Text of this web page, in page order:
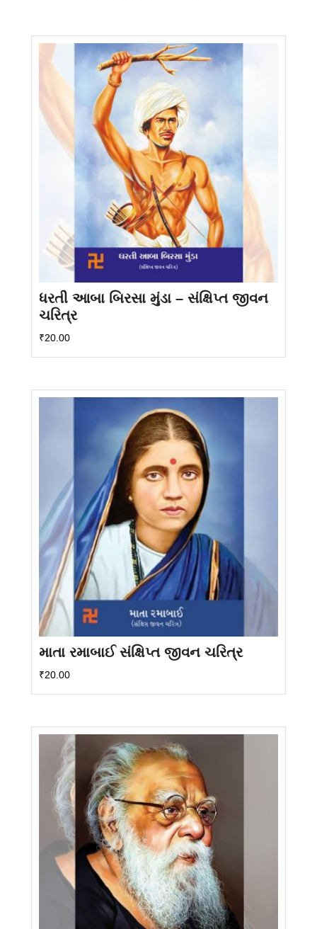
ધરતી આબા બિરસા મુંડા – સંક્ષિપ્ત જીવન
ચરિત્ર
₹20.00
માતા રમાબાઈ સંક્ષિપ્ત જીવન ચરિત્ર
₹20.00